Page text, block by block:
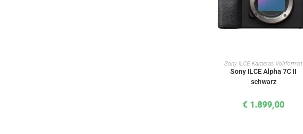
IN DEN WARENKORB
Sony ILCE Kameras Vollformat
Sony ILCE Alpha 7C II
schwarz
€ 1.899,00